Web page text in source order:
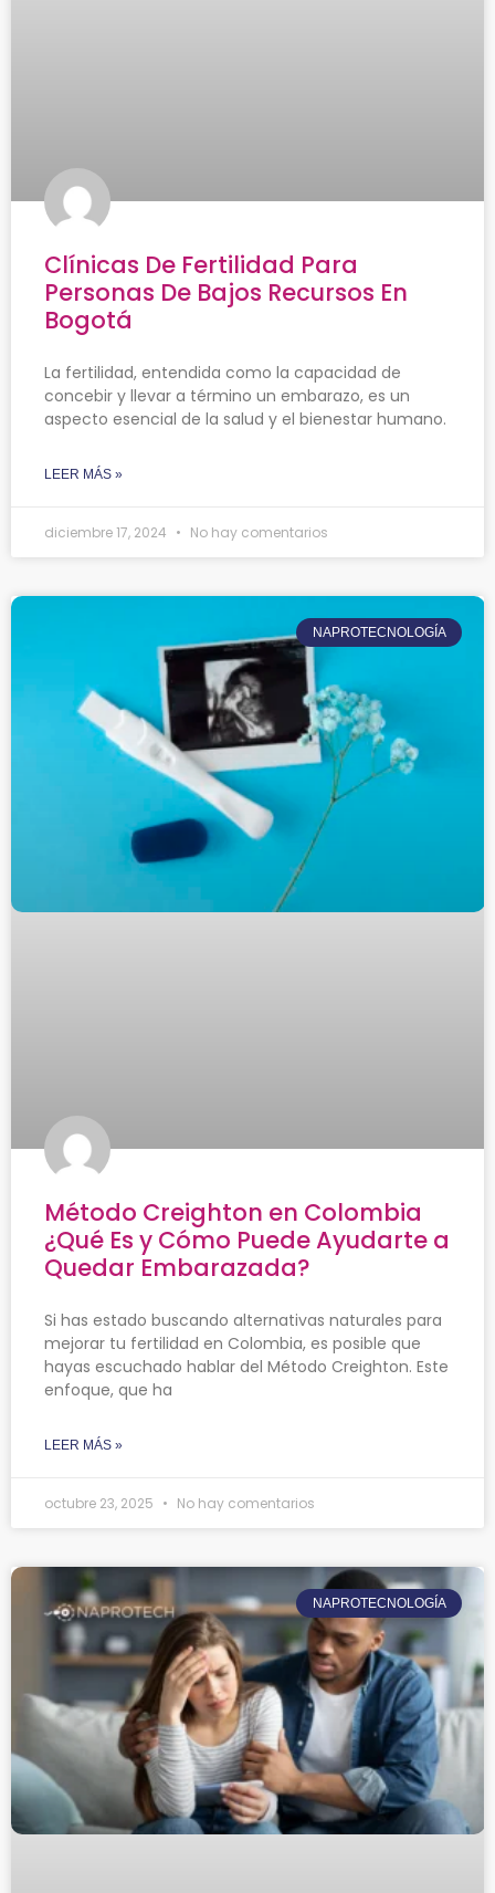
Clínicas De Fertilidad Para
Personas De Bajos Recursos En
Bogotá
La fertilidad, entendida como la capacidad de
concebir y llevar a término un embarazo, es un
aspecto esencial de la salud y el bienestar humano.
LEER MÁS »
diciembre 17, 2024 No hay comentarios
NAPROTECNOLOGÍA
Método Creighton en Colombia
¿Qué Es y Cómo Puede Ayudarte a
Quedar Embarazada?
Si has estado buscando alternativas naturales para
mejorar tu fertilidad en Colombia, es posible que
hayas escuchado hablar del Método Creighton. Este
enfoque, que ha
LEER MÁS »
octubre 23, 2025 No hay comentarios
NAPROTECNOLOGÍA